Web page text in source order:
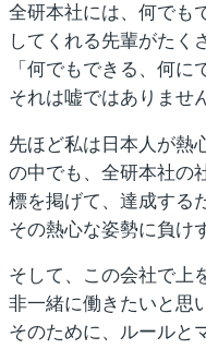
全研本社には、何でも
してくれる先輩がたく
「何でもできる、何に
それは嘘ではありませ
先ほど私は日本人が熱
の中でも、全研本社の
標を掲げて、達成する
その熱心な姿勢に負け
そして、この会社で上
非一緒に働きたいと思
そのために、ルールと